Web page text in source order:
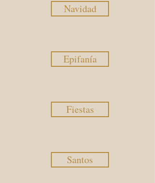
Navidad
Epifanía
Fiestas
Santos